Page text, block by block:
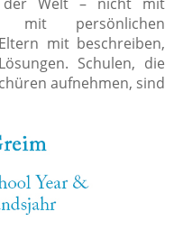
mit persönlichen
mit beschreiben,
Schulen, die
aufnehmen, sind